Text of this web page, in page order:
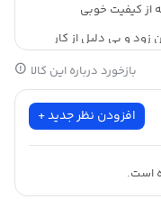
از کیفیت خوبی
زود و بی دلیل از کار
از چسب حرارتی
به کار خود کنید و
ان را نیز جمع کنید.
بازخورد درباره این کالا
افزودن نظر جدید +
است.